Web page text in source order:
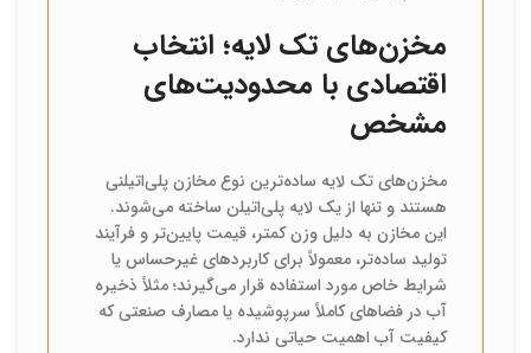
مخزن‌های تک لایه؛ انتخاب
اقتصادی با محدودیت‌های
مشخص
مخزن‌های تک لایه ساده‌ترین نوع مخازن پلی‌اتیلنی
هستند و تنها از یک لایه پلی‌اتیلن ساخته می‌شوند.
این مخازن به دلیل وزن کمتر، قیمت پایین‌تر و فرآیند
تولید ساده‌تر، معمولاً برای کاربردهای غیرحساس یا
شرایط خاص مورد استفاده قرار می‌گیرند؛ مثلاً ذخیره
آب در فضاهای کاملاً سرپوشیده یا مصارف صنعتی که
کیفیت آب اهمیت حیاتی ندارد.